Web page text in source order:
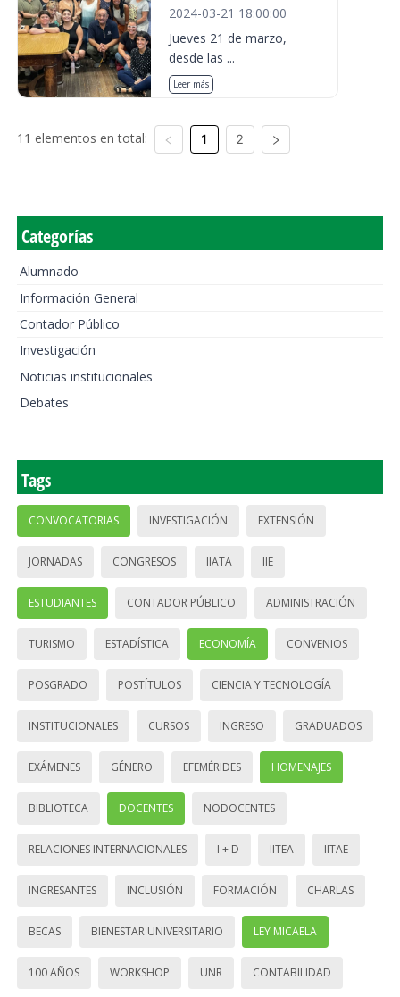
2024-03-21 18:00:00
Jueves 21 de marzo,
desde las ...
Leer más
11 elementos en total: 1 2
Categorías
Alumnado
Información General
Contador Público
Investigación
Noticias institucionales
Debates
Tags
CONVOCATORIAS INVESTIGACIÓN EXTENSIÓN
JORNADAS CONGRESOS IIATA IIE
ESTUDIANTES CONTADOR PÚBLICO ADMINISTRACIÓN
TURISMO ESTADÍSTICA ECONOMÍA CONVENIOS
POSGRADO POSTÍTULOS CIENCIA Y TECNOLOGÍA
INSTITUCIONALES CURSOS INGRESO GRADUADOS
EXÁMENES GÉNERO EFEMÉRIDES HOMENAJES
BIBLIOTECA DOCENTES NODOCENTES
RELACIONES INTERNACIONALES I + D IITEA IITAE
INGRESANTES INCLUSIÓN FORMACIÓN CHARLAS
BECAS BIENESTAR UNIVERSITARIO LEY MICAELA
100 AÑOS WORKSHOP UNR CONTABILIDAD